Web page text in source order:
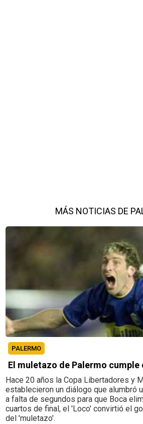
MÁS NOTICIAS DE
PALERMO
El muletazo de Palermo cumple
Hace 20 años la Copa Libertadores y
establecieron un diálogo que alumbró
a falta de segundos para que Boca
cuartos de final, el 'Loco' convirtió el
del 'muletazo'.